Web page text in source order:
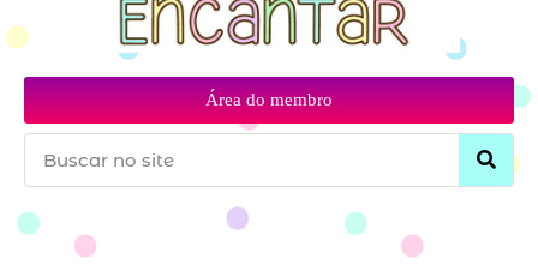
Área do membro